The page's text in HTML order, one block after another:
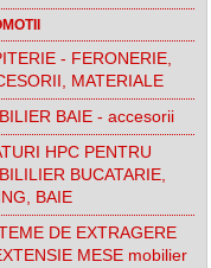
- FERONERIE,
MATERIALE
BAIE - accesorii
HPC PENTRU
BUCATARIE,
BAIE
DE EXTRAGERE
MESE mobilier